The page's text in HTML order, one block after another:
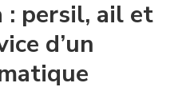
: persil, ail et
d’un